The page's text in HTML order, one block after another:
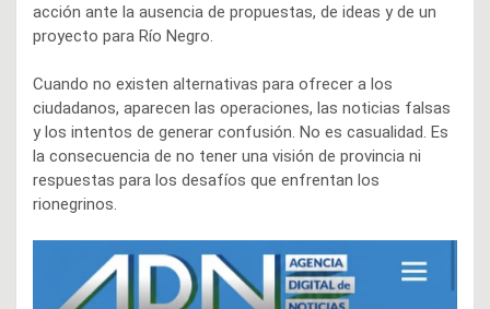
acción ante la ausencia de propuestas, de ideas y de un
proyecto para Río Negro.
Cuando no existen alternativas para ofrecer a los
ciudadanos, aparecen las operaciones, las noticias falsas
y los intentos de generar confusión. No es casualidad. Es
la consecuencia de no tener una visión de provincia ni
respuestas para los desafíos que enfrentan los
rionegrinos.